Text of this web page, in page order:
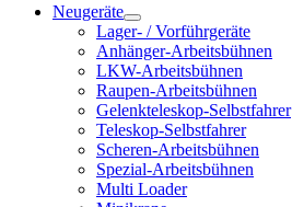
Neugeräte
Lager- / Vorführgeräte
Anhänger-Arbeitsbühnen
LKW-Arbeitsbühnen
Raupen-Arbeitsbühnen
Gelenkteleskop-Selbstfahrer
Teleskop-Selbstfahrer
Scheren-Arbeitsbühnen
Spezial-Arbeitsbühnen
Multi Loader